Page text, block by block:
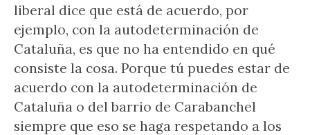
liberal dice que está de acuerdo, por
ejemplo, con la autodeterminación de
Cataluña, es que no ha entendido en qué
consiste la cosa. Porque tú puedes estar de
acuerdo con la autodeterminación de
Cataluña o del barrio de Carabanchel
siempre que eso se haga respetando a los